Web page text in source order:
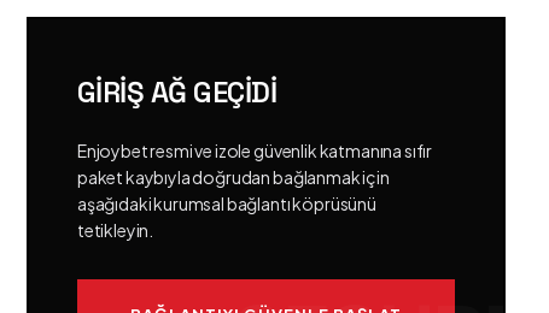
GIRIŞ AĞ GEÇIDI
Enjoybet resmi ve izole güvenlik katmanına sıfır
paket kaybıyla doğrudan bağlanmak için
aşağıdaki kurumsal bağlantı köprüsünü
tetikleyin.